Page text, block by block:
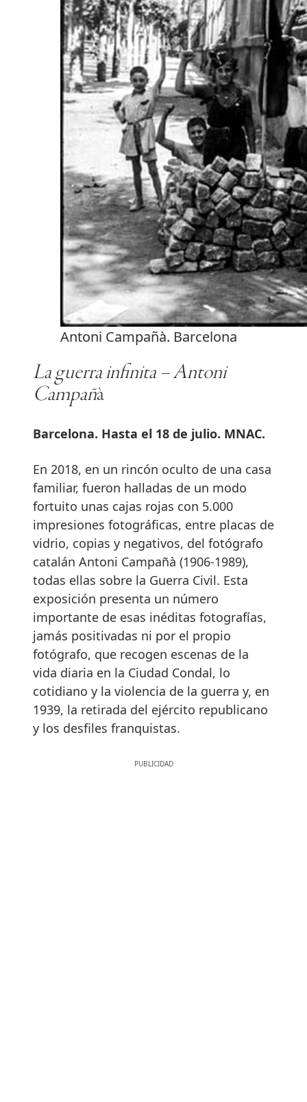
Antoni Campañà. Barcelona
La guerra infinita – Antoni
Campañà
Barcelona. Hasta el 18 de julio. MNAC.
En 2018, en un rincón oculto de una casa
familiar, fueron halladas de un modo
fortuito unas cajas rojas con 5.000
impresiones fotográficas, entre placas de
vidrio, copias y negativos, del fotógrafo
catalán Antoni Campañà (1906-1989),
todas ellas sobre la Guerra Civil. Esta
exposición presenta un número
importante de esas inéditas fotografías,
jamás positivadas ni por el propio
fotógrafo, que recogen escenas de la
vida diaria en la Ciudad Condal, lo
cotidiano y la violencia de la guerra y, en
1939, la retirada del ejército republicano
y los desfiles franquistas.